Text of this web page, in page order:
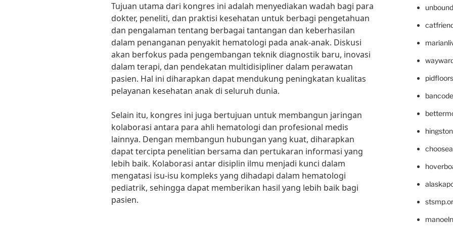
Tujuan utama dari kongres ini adalah menyediakan wadah bagi para
dokter, peneliti, dan praktisi kesehatan untuk berbagi pengetahuan
dan pengalaman tentang berbagai tantangan dan keberhasilan
dalam penanganan penyakit hematologi pada anak-anak. Diskusi
akan berfokus pada pengembangan teknik diagnostik baru, inovasi
dalam terapi, dan pendekatan multidisipliner dalam perawatan
pasien. Hal ini diharapkan dapat mendukung peningkatan kualitas
pelayanan kesehatan anak di seluruh dunia.
Selain itu, kongres ini juga bertujuan untuk membangun jaringan
kolaborasi antara para ahli hematologi dan profesional medis
lainnya. Dengan membangun hubungan yang kuat, diharapkan
dapat tercipta penelitian bersama dan pertukaran informasi yang
lebih baik. Kolaborasi antar disiplin ilmu menjadi kunci dalam
mengatasi isu-isu kompleks yang dihadapi dalam hematologi
pediatrik, sehingga dapat memberikan hasil yang lebih baik bagi
pasien.